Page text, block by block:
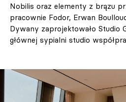
Nobilis oraz elementy z brązu
pracownie Fodor, Erwan
Dywany zaprojektowało Studio
głównej sypialni studio